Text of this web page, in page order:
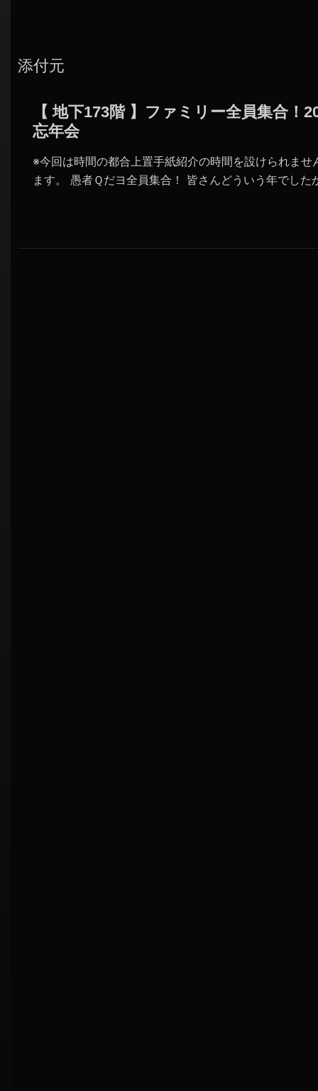
添付元
【 地下173階 】ファミリー全員集合！
忘年会
※今回は時間の都合上置手紙紹介の時間を設けられま
ます。 愚者Ｑだヨ全員集合！ 皆さんどういう年でした